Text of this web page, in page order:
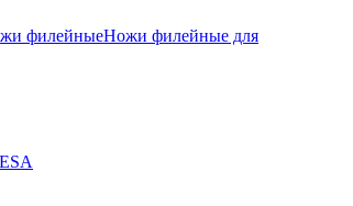
филейныеНожи филейные для